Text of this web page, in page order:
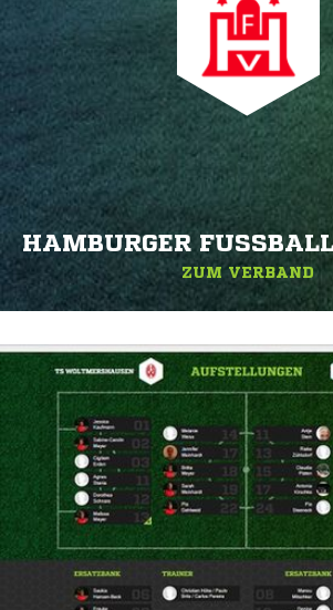
HAMBURGER
ZUM VERBAND